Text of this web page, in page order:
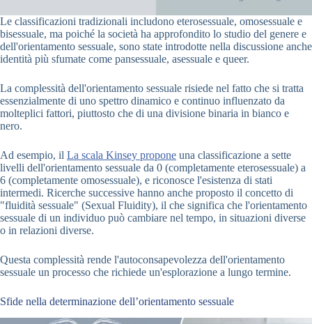
Le classificazioni tradizionali includono eterosessuale, omosessuale e
bisessuale, ma poiché la società ha approfondito lo studio del genere e
dell'orientamento sessuale, sono state introdotte nella discussione anche
identità più sfumate come pansessuale, asessuale e queer.
La complessità dell'orientamento sessuale risiede nel fatto che si tratta
essenzialmente di uno spettro dinamico e continuo influenzato da
molteplici fattori, piuttosto che di una divisione binaria in bianco e
nero.
Ad esempio, il La scala Kinsey propone una classificazione a sette
livelli dell'orientamento sessuale da 0 (completamente eterosessuale) a
6 (completamente omosessuale), e riconosce l'esistenza di stati
intermedi. Ricerche successive hanno anche proposto il concetto di
"fluidità sessuale" (Sexual Fluidity), il che significa che l'orientamento
sessuale di un individuo può cambiare nel tempo, in situazioni diverse
o in relazioni diverse.
Questa complessità rende l'autoconsapevolezza dell'orientamento
sessuale un processo che richiede un'esplorazione a lungo termine.
Sfide nella determinazione dell’orientamento sessuale